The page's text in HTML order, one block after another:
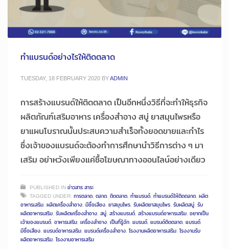
ทำแบรนด์อย่างไรให้ติดตลาด
TUESDAY, 18 FEBRUARY 2020 BYADMIN
การสร้างแบรนด์ให้ติดตลาด เป็นอีกหนึ่งวิธีที่จะทำให้ธุรกิจ
ผลิตภัณฑ์เสริมอาหาร เครื่องสำอาง สบู่ ยาสมุนไพรหรือ
ยาแผนโบราณนั้นประสบความสำเร็จทั้งยอดขายและกำไร
ซึ่งเจ้าของแบรนด์จะต้องทำการศึกษานำวิธีการต่าง ๆ มา
เสริม อย่าหวังเพียงแค่ซื้อโฆษณาทางออนไลน์อย่างเดียว
PUBLISHED INข่าวสาร สาระ
TAGGED UNDER: การตลาด, ตลาด, ติดตลาด, ทำแบรนด์, ทำแบรนด์ให้ติดตลาด, ผลิต
อาหารเสริม, ผลิตเครื่องสำอาง, มีชื่อเสียง, ยาสมุนไพร, รับผลิตยาสมุนไพร, รับผลิตสบู่, รับ
ผลิตอาหารเสริม, รับผลิตเครื่องสำอาง, สบู่, สร้างแบรนด์, สร้างแบรนด์อาหารเสริม, อยากเป็น
เจ้าของแบรนด์, อาหารเสริม, เครื่องสำอาง, เป็นที่รู้จัก, แบรนด์, แบรนด์ติดตลาด, แบรนด์
มีชื่อเสียง, แบรนด์อาหารเสริม, แบรนด์เครื่องสำอาง, โรงงานผลิตอาหารเสริม, โรงงานรับ
ผลิตอาหารเสริม, โรงงานอาหารเสริม